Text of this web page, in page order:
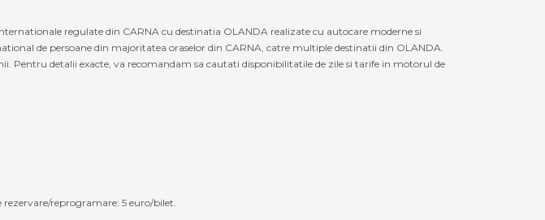
regulate din CARNA cu destinatia OLANDA realizate cu autocare moderne si
de persoane din majoritatea oraselor din CARNA, catre multiple destinatii din OLANDA.
Pentru detalii exacte, va recomandam sa cautati disponibilitatile de zile si tarife in motorul de
reprogramare: 5 euro/bilet.